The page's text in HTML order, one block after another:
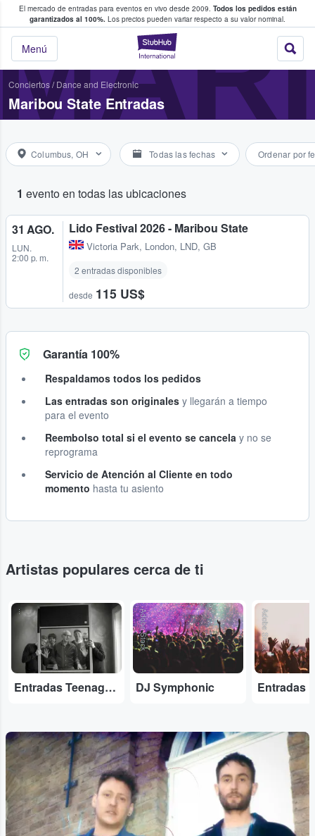
El mercado de entradas para eventos en vivo desde 2009. Todos los pedidos están
garantizados al 100%. Los precios pueden variar respecto a su valor nominal.
StubHub:
Menú
y venta de entradas entre fans
Conciertos/ Dance and Electronic
Maribou State Entradas
Columbus, OH Todas las fechas Ordenar por
1 evento en todas las ubicaciones
31 AGO.
LUN.
2:00 p. m.
Lido Festival 2026 - Maribou State
Victoria Park, London, LND, GB
2 entradas disponibles
desde 115 US$
Garantía 100%
Respaldamos todos los pedidos
Las entradas son originales y llegarán a tiempo
para el evento
Reembolso total si el evento se cancela y no se
reprograma
Servicio de Atención al Cliente en todo
momento hasta tu asiento
Artistas populares cerca de ti
...
Entradas Teenage Fanclub
Adobe Stock
DJ Symphonic
Adobe Stock
Entradas